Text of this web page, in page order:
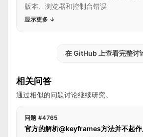
版本、浏览器和控制台错误
显示更多 ↓
在 GitHub 上查看完整讨
相关问答
通过相似的问题讨论继续研究。
问题 #4765
官方的解析@keyframes方法并不起作